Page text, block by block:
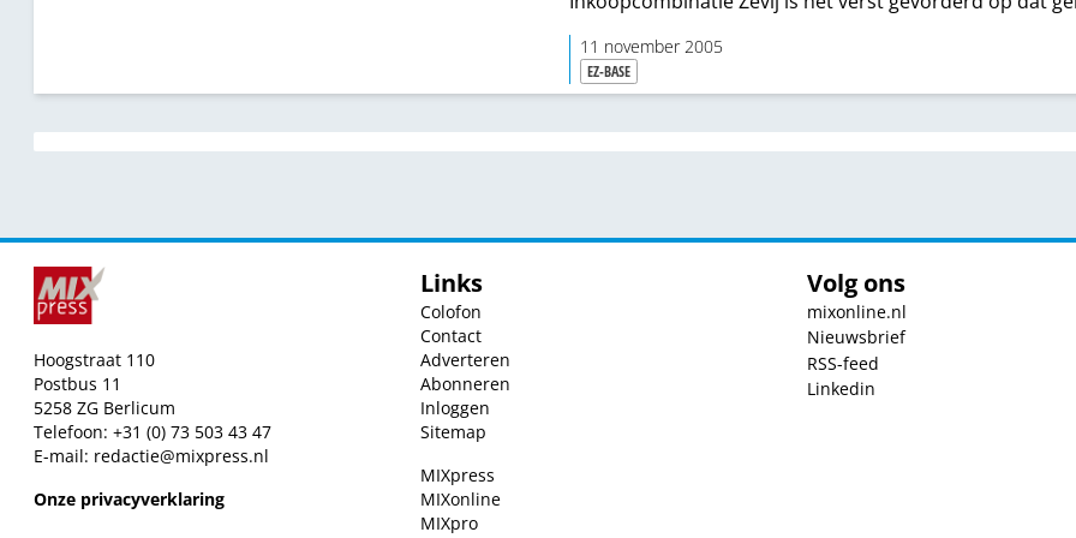
stelt in principe zijn database ter beschikking. In het
belang.
11 november 2005
EZ-BASE
Hoogstraat 110
Postbus 11
5258 ZG Berlicum
Telefoon: +31 (0) 73 503 43 47
E-mail: redactie@mixpress.nl
Onze privacyverklaring
Links
Colofon
Contact
Adverteren
Abonneren
Inloggen
Sitemap
MIXpress
MIXonline
MIXpro
Volg ons
mixonline.nl
Nieuwsbrief
RSS-feed
Linkedin